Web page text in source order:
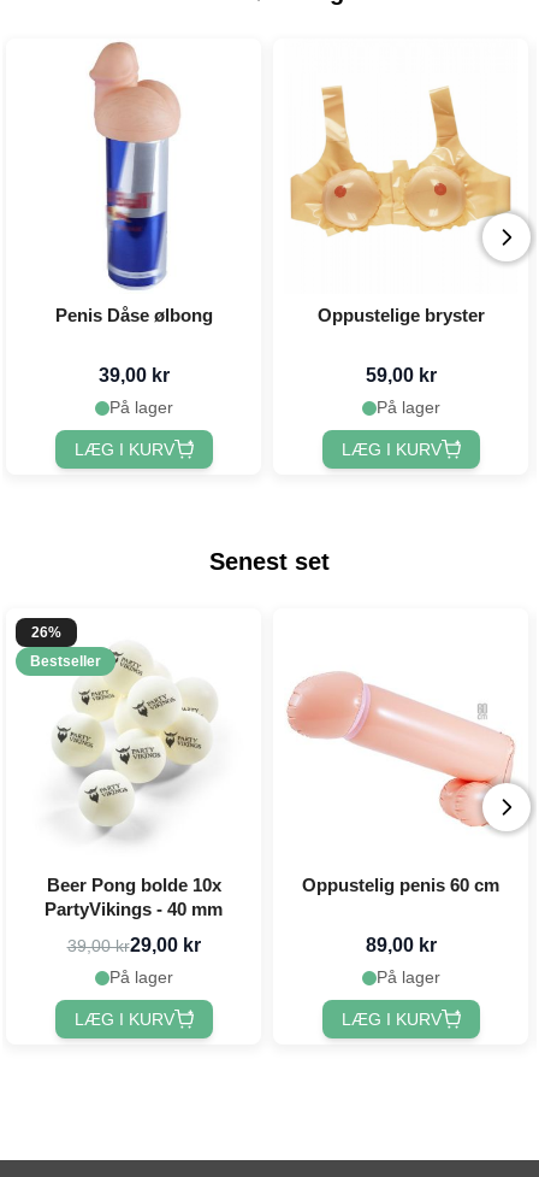
Penis Dåse ølbong
39,00 kr
På lager
LÆG I KURV
Oppustelige bryster
59,00 kr
På lager
LÆG I KURV
Senest set
26%
Bestseller
Beer Pong bolde 10x
PartyVikings - 40 mm
39,00 kr29,00 kr
På lager
LÆG I KURV
Oppustelig penis 60 cm
89,00 kr
På lager
LÆG I KURV